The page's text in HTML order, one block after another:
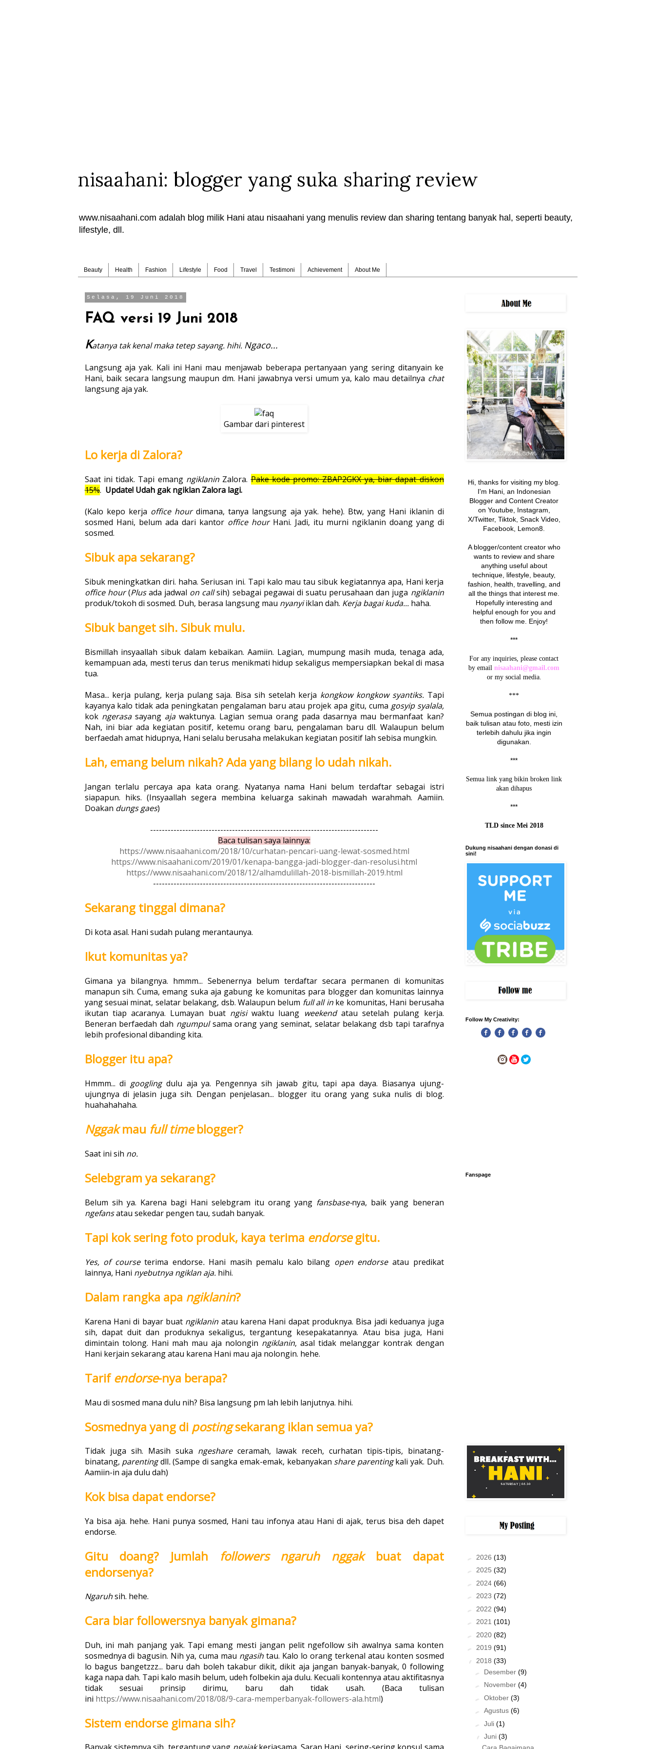
nisaahani: blogger yang suka sharing review
www.nisaahani.com adalah blog milik Hani atau nisaahani yang menulis review dan sharing tentang banyak hal, seperti beauty,
lifestyle, dll.
Beauty Health Fashion Lifestyle Food Travel Testimoni Achievement About Me
Selasa, 19 Juni 2018
FAQ versi 19 Juni 2018
Katanya tak kenal maka tetep sayang. hihi. Ngaco...
Langsung aja yak. Kali ini Hani mau menjawab beberapa pertanyaan yang sering ditanyain ke
Hani, baik secara langsung maupun dm. Hani jawabnya versi umum ya, kalo mau detailnya chat
langsung aja yak.
Gambar dari pinterest
Lo kerja di Zalora?
Saat ini tidak. Tapi emang ngiklanin Zalora.Pake kode promo: ZBAP2GKX ya, biar dapat diskon
15%. Update! Udah gak ngiklan Zalora lagi.
(Kalo kepo kerja office hourdimana, tanya langsung aja yak. hehe). Btw, yang Hani iklanin di
sosmed Hani, belum ada dari kantor office hour Hani. Jadi, itu murni ngiklanin doang yang di
sosmed.
Sibuk apa sekarang?
Sibuk meningkatkan diri. haha. Seriusan ini. Tapi kalo mau tau sibuk kegiatannya apa, Hani kerja
office hour(Plusada jadwal on callsih) sebagai pegawai di suatu perusahaan dan juga ngiklanin
produk/tokoh di sosmed. Duh, berasa langsung mau nyanyiiklan dah. Kerja bagai kuda...haha.
Sibuk banget sih. Sibuk mulu.
Bismillah insyaallah sibuk dalam kebaikan. Aamiin. Lagian, mumpung masih muda, tenaga ada,
kemampuan ada, mesti terus dan terus menikmati hidup sekaligus mempersiapkan bekal di masa
tua.
Masa... kerja pulang, kerja pulang saja. Bisa sih setelah kerja kongkow kongkow syantiks.Tapi
kayanya kalo tidak ada peningkatan pengalaman baru atau projek apa gitu, cuma gosyip syalala,
kok ngerasa sayang ajawaktunya. Lagian semua orang pada dasarnya mau bermanfaat kan?
Nah, ini biar ada kegiatan positif, ketemu orang baru, pengalaman baru dll. Walaupun belum
berfaedah amat hidupnya, Hani selalu berusaha melakukan kegiatan positif lah sebisa mungkin.
Lah, emang belum nikah? Ada yang bilang lo udah nikah.
Jangan terlalu percaya apa kata orang. Nyatanya nama Hani belum terdaftar sebagai istri
siapapun. hiks. (Insyaallah segera membina keluarga sakinah mawadah warahmah. Aamiin.
Doakan dungs gaes)
------------------------------------------------------------------------------
Baca tulisan saya lainnya:
https://www.nisaahani.com/2018/10/curhatan-pencari-uang-lewat-sosmed.html
https://www.nisaahani.com/2019/01/kenapa-bangga-jadi-blogger-dan-resolusi.html
https://www.nisaahani.com/2018/12/alhamdulillah-2018-bismillah-2019.html
----------------------------------------------------------------------------
Sekarang tinggal dimana?
Di kota asal. Hani sudah pulang merantaunya.
Ikut komunitas ya?
Gimana ya bilangnya. hmmm... Sebenernya belum terdaftar secara permanen di komunitas
manapun sih. Cuma, emang suka aja gabung ke komunitas para blogger dan komunitas lainnya
yang sesuai minat, selatar belakang, dsb. Walaupun belum full all in ke komunitas, Hani berusaha
ikutan tiap acaranya. Lumayan buat ngisi waktu luang weekendatau setelah pulang kerja.
Beneran berfaedah dah ngumpulsama orang yang seminat, selatar belakang dsb tapi tarafnya
lebih profesional dibanding kita.
Blogger itu apa?
Hmmm... digoogling dulu aja ya. Pengennya sih jawab gitu, tapi apa daya. Biasanya ujung-
ujungnya di jelasin juga sih. Dengan penjelasan... blogger itu orang yang suka nulis di blog.
huahahahaha.
Nggakmau full timeblogger?
Saat ini sih no.
Selebgram ya sekarang?
Belum sih ya. Karena bagi Hani selebgram itu orang yang fansbase-nya, baik yang beneran
ngefansatau sekedar pengen tau, sudah banyak.
Tapi kok sering foto produk, kaya terima endorsegitu.
Yes, of courseterima endorse. Hani masih pemalu kalo bilang open endorse atau predikat
lainnya, Hani nyebutnya ngiklan aja. hihi.
Dalam rangka apa ngiklanin?
Karena Hani di bayar buat ngiklanin atau karena Hani dapat produknya. Bisa jadi keduanya juga
sih, dapat duit dan produknya sekaligus, tergantung kesepakatannya. Atau bisa juga, Hani
dimintain tolong. Hani mah mau aja nolongin ngiklanin, asal tidak melanggar kontrak dengan
Hani kerjain sekarang atau karena Hani mau aja nolongin. hehe.
Tarifendorse-nya berapa?
Mau di sosmed mana dulu nih? Bisa langsung pm lah lebih lanjutnya. hihi.
Sosmednya yang di postingsekarang iklan semua ya?
Tidak juga sih. Masih suka ngeshare ceramah, lawak receh, curhatan tipis-tipis, binatang-
binatang, parentingdll.(Sampe di sangka emak-emak, kebanyakan share parentingkali yak. Duh.
Aamiin-in aja dulu dah)
Kok bisa dapat endorse?
Ya bisa aja. hehe. Hani punya sosmed, Hani tau infonya atau Hani di ajak, terus bisa deh dapet
endorse.
Gitu doang? Jumlah followers ngaruh nggak buat dapat
endorsenya?
Ngaruhsih. hehe.
Cara biar followersnya banyak gimana?
Duh, ini mah panjang yak. Tapi emang mesti jangan pelit ngefollow sih awalnya sama konten
sosmednya di bagusin. Nih ya, cuma mau ngasih tau. Kalo lo orang terkenal atau konten sosmed
lo bagus bangetzzz... baru dah boleh takabur dikit, dikit aja jangan banyak-banyak, 0 following
kaga napa dah. Tapi kalo masih belum, udeh folbekin aja dulu. Kecuali kontennya atau aktifitasnya
tidak sesuai prinsip dirimu, baru dah tidak usah. (Baca tulisan
ini https://www.nisaahani.com/2018/08/9-cara-memperbanyak-followers-ala.html)
Sistem endorse gimana sih?
Hi, thanks for visiting my blog.
I'm Hani, an Indonesian
Blogger and Content Creator
on Youtube, Instagram,
X/Twitter, Tiktok, Snack Video,
Facebook, Lemon8.
A blogger/content creator who
wants to review and share
anything useful about
technique, lifestyle, beauty,
fashion, health, travelling, and
all the things that interest me.
Hopefully interesting and
helpful enough for you and
then follow me. Enjoy!
***
For any inquiries, please contact
by email nisaahani@gmail.com
or my social media.
***
Semua postingan di blog ini,
baik tulisan atau foto, mesti izin
terlebih dahulu jika ingin
digunakan.
***
Semua link yang bikin broken link
akan dihapus
***
TLD since Mei 2018
Dukung nisaahani dengan donasi di
sini!
Follow My Creativity:
Fanspage
► 2026 (13)
► 2025 (32)
► 2024 (66)
► 2023 (72)
► 2022 (94)
► 2021 (101)
► 2020 (82)
► 2019 (91)
▼ 2018 (33)
► Desember(9)
► November(4)
►Oktober(3)
►Agustus(6)
►Juli(1)
▼Juni(3)